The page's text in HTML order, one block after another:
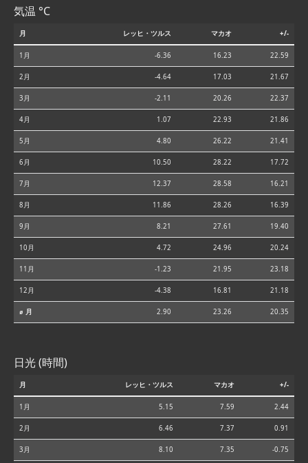
気温 °C
月 レッヒ・ツルス マカオ +/-
1月 -6.36 16.23 22.59
2月 -4.64 17.03 21.67
3月 -2.11 20.26 22.37
4月 1.07 22.93 21.86
5月 4.80 26.22 21.41
6月 10.50 28.22 17.72
7月 12.37 28.58 16.21
8月 11.86 28.26 16.39
9月 8.21 27.61 19.40
10月 4.72 24.96 20.24
11月 -1.23 21.95 23.18
12月 -4.38 16.81 21.18
⌀ 月 2.90 23.26 20.35
日光 (時間)
月 レッヒ・ツルス マカオ +/-
1月 5.15 7.59 2.44
2月 6.46 7.37 0.91
3月 8.10 7.35 -0.75